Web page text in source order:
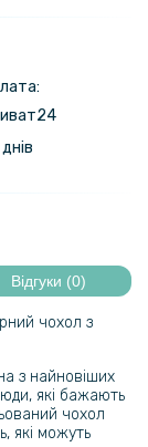
камери
Xiaomi Redmi
Відгуки (0)
чохол з
з найновіших
які бажають
чохол
які можуть